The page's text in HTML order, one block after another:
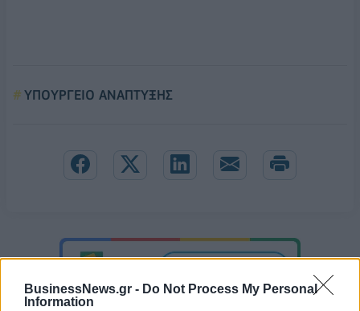
BusinessNews.gr - Do Not Process My Personal
Information
ΥΠΟΥΡΓΕΙΟ ΑΝΑΠΤΥΞΗΣ